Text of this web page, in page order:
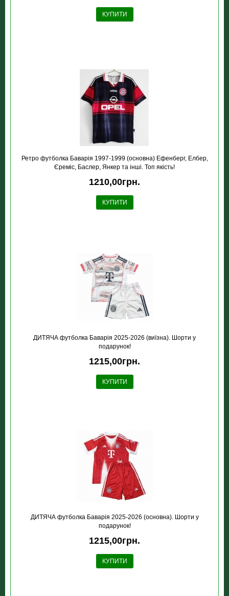
КУПИТИ
Ретро футболка Баварія 1997-1999 (основна) Ефенберг, Елбер,
Єреміс, Баслер, Янкер та інші. Топ якість!
1210,00грн.
КУПИТИ
ДИТЯЧА футболка Баварія 2025-2026 (виїзна). Шорти у
подарунок!
1215,00грн.
КУПИТИ
ДИТЯЧА футболка Баварія 2025-2026 (основна). Шорти у
подарунок!
1215,00грн.
КУПИТИ